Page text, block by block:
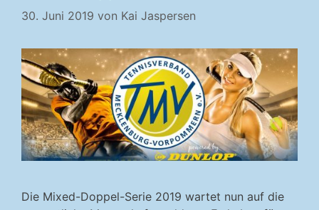
30. Juni 2019 von Kai Jaspersen
Die Mixed-Doppel-Serie 2019 wartet nun auf die